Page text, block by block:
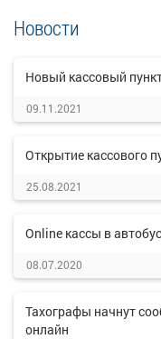
Новости
Новый кассовый
09.11.2021
Открытие кассового
25.08.2021
Online кассы в
08.07.2020
Тахографы начнут
онлайн